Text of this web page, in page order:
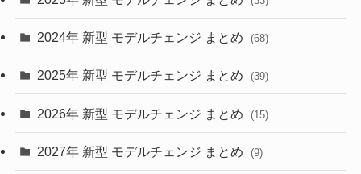
(4)
(9)
(4)
2024年 新型 モデルチェンジ まとめ (68)
2025年 新型 モデルチェンジ まとめ (39)
2026年 新型 モデルチェンジ まとめ (15)
2027年 新型 モデルチェンジ まとめ (9)